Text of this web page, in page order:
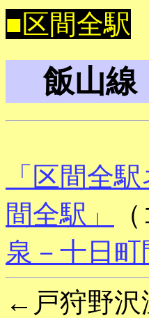
■区間全駅
飯山
「区間全
間全駅」
泉－十日町
←戸狩野沢